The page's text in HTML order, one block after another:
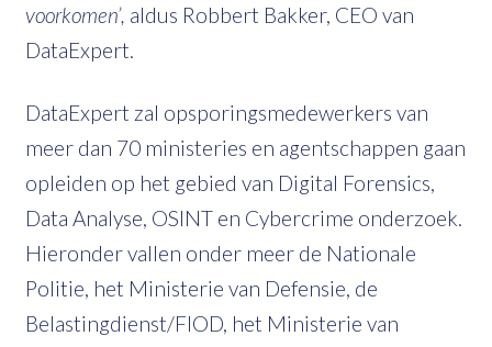
voorkomen’, aldus Robbert Bakker, CEO van
DataExpert.
DataExpert zal opsporingsmedewerkers van
meer dan 70 ministeries en agentschappen gaan
opleiden op het gebied van Digital Forensics,
Data Analyse, OSINT en Cybercrime onderzoek.
Hieronder vallen onder meer de Nationale
Politie, het Ministerie van Defensie, de
Belastingdienst/FIOD, het Ministerie van